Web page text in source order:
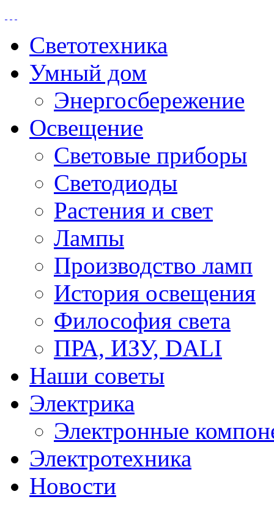
Светотехника
Умный дом
Энергосбережение
Освещение
Световые приборы
Светодиоды
Растения и свет
Лампы
Производство ламп
История освещения
Философия света
ПРА, ИЗУ, DALI
Наши советы
Электрика
Электронные
Электротехника
Новости